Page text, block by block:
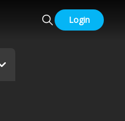
Login